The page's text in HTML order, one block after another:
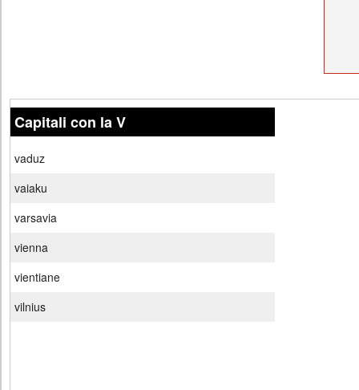
Capitali con la V
vaduz
vaiaku
varsavia
vienna
vientiane
vilnius